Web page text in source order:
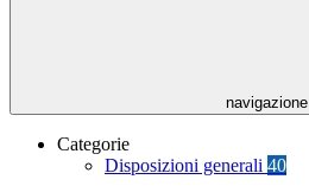
navigazione
Categorie
Disposizioni generali 40